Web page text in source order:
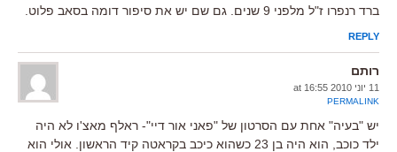
ברד רנפרו ז"ל מלפני 9 שנים. גם שם יש את סיפור דומה בסאב פלוט.
REPLY
רותם
11 יוני 2010 at 16:55
PERMALINK
יש "בעיה" אחת עם הסרטון של "פאני אור דיי"- ראלף מאצ'ו לא היה
ילד כוכב, הוא היה בן 23 כשהוא כיכב בקראטה קיד הראשון. אולי הוא